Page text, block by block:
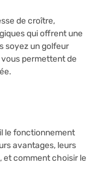
de croître,
qui offrent une
soyez un golfeur
permettent de
le fonctionnement
avantages, leurs
et comment choisir le